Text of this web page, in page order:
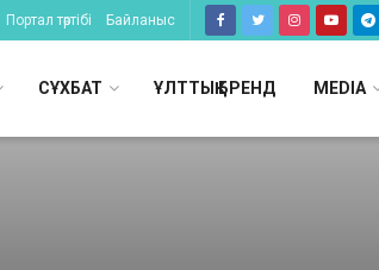
Портал тәртібі Байланыс
СҰХБАТ ҰЛТТЫҚ БРЕНД MEDIA